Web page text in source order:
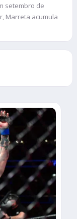
setembro de
Marreta acumula